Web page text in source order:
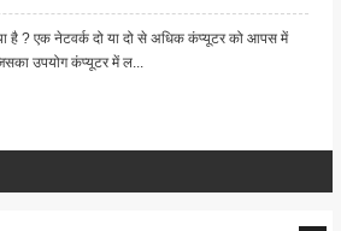
है ? एक नेटवर्क दो या दो से अधिक कंप्यूटर को आपस में
उपयोग कंप्यूटर में ल...